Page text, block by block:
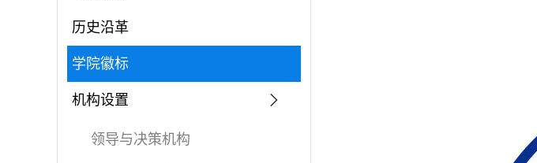
历史沿革
学院徽标
机构设置
领导与决策机构